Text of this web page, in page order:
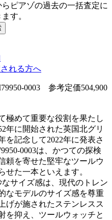
ピアゾの過去の一括査定に
す。
れる方へ
0003 参考定価504,900
極めて重要な役割を果たし
年に開始された英国北グリ
を記念して2022年に発表さ
0003は、かつての探検
頼を寄せた堅牢なツールウ
せた一本といえます。
サイズ感は、現代のトレン
なモデルのサイズ感を尊重
げが施されたステンレスス
を抑え、ツールウォッチと